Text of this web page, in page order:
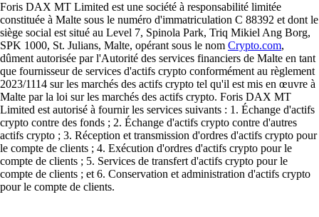
Foris DAX MT Limited est une société à responsabilité limitée
constituée à Malte sous le numéro d'immatriculation C 88392 et dont le
siège social est situé au Level 7, Spinola Park, Triq Mikiel Ang Borg,
SPK 1000, St. Julians, Malte, opérant sous le nom Crypto.com,
dûment autorisée par l'Autorité des services financiers de Malte en tant
que fournisseur de services d'actifs crypto conformément au règlement
2023/1114 sur les marchés des actifs crypto tel qu'il est mis en œuvre à
Malte par la loi sur les marchés des actifs crypto. Foris DAX MT
Limited est autorisé à fournir les services suivants : 1. Échange d'actifs
crypto contre des fonds ; 2. Échange d'actifs crypto contre d'autres
actifs crypto ; 3. Réception et transmission d'ordres d'actifs crypto pour
le compte de clients ; 4. Exécution d'ordres d'actifs crypto pour le
compte de clients ; 5. Services de transfert d'actifs crypto pour le
compte de clients ; et 6. Conservation et administration d'actifs crypto
pour le compte de clients.